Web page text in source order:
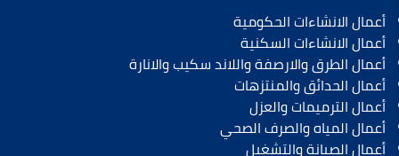
أعمال الانشاءات الحكومية
أعمال الانشاءات السكنية
أعمال الطرق والارصفة واللاند سكيب والانارة
أعمال الحدائق والمنتزهات
أعمال الترميمات والعزل
أعمال المياه والصرف الصحي
أعمال الصيانة والتشغيل